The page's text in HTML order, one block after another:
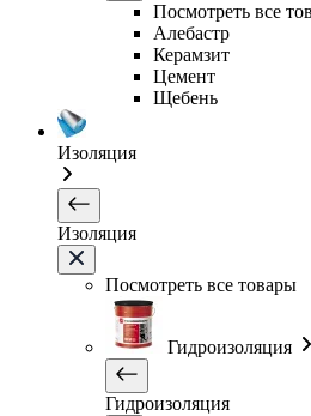
Посмотреть все
Алебастр
Керамзит
Цемент
Щебень
Изоляция
Изоляция
Посмотреть все товары
Гидроизоляция
Гидроизоляция